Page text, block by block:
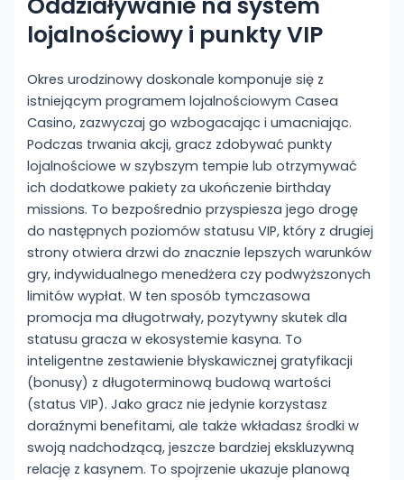
lojalnościowy i punkty VIP
Okres urodzinowy doskonale komponuje się z
istniejącym programem lojalnościowym Casea
Casino, zazwyczaj go wzbogacając i umacniając.
Podczas trwania akcji, gracz zdobywać punkty
lojalnościowe w szybszym tempie lub otrzymywać
ich dodatkowe pakiety za ukończenie birthday
missions. To bezpośrednio przyspiesza jego drogę
do następnych poziomów statusu VIP, który z drugiej
strony otwiera drzwi do znacznie lepszych warunków
gry, indywidualnego menedżera czy podwyższonych
limitów wypłat. W ten sposób tymczasowa
promocja ma długotrwały, pozytywny skutek dla
statusu gracza w ekosystemie kasyna. To
inteligentne zestawienie błyskawicznej gratyfikacji
(bonusy) z długoterminową budową wartości
(status VIP). Jako gracz nie jedynie korzystasz
doraźnymi benefitami, ale także wkładasz środki w
swoją nadchodzącą, jeszcze bardziej ekskluzywną
relację z kasynem. To spojrzenie ukazuje planową